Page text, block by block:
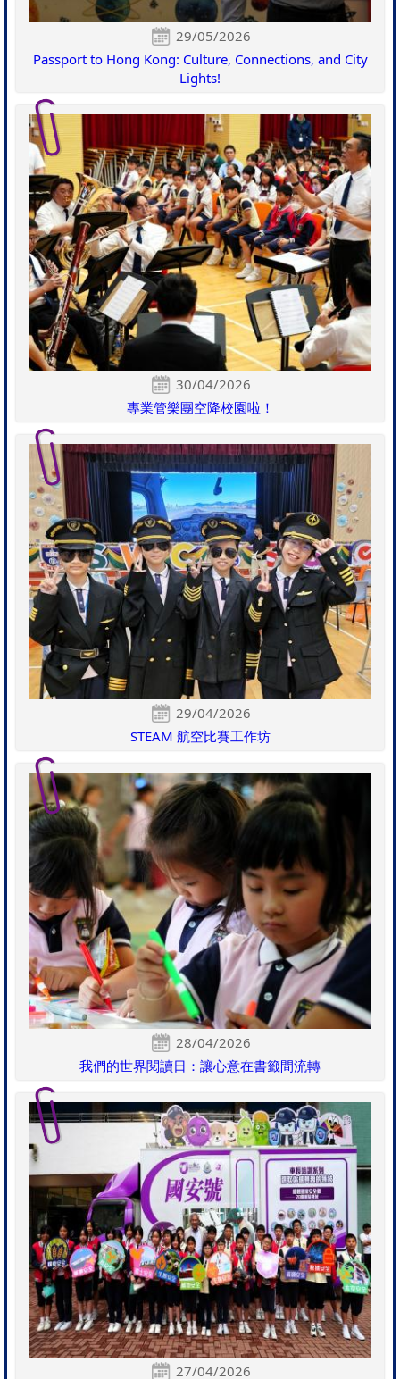
29/05/2026
Passport to Hong Kong: Culture, Connections, and City
Lights!
30/04/2026
專業管樂團空降校園啦！
29/04/2026
STEAM 航空比賽工作坊
28/04/2026
我們的世界閱讀日：讓心意在書籤間流轉
27/04/2026